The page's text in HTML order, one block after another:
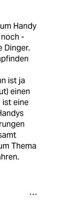
Handy
-
Dinger.
ist ja
einen
ist eine
Thema